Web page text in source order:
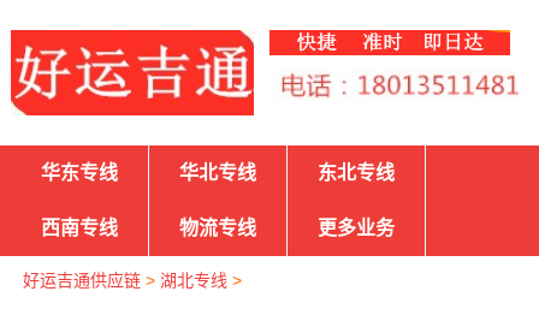
华东专线 华北专线 东北专线
西南专线 物流专线 更多业务
好运吉通供应链> 湖北专线 >